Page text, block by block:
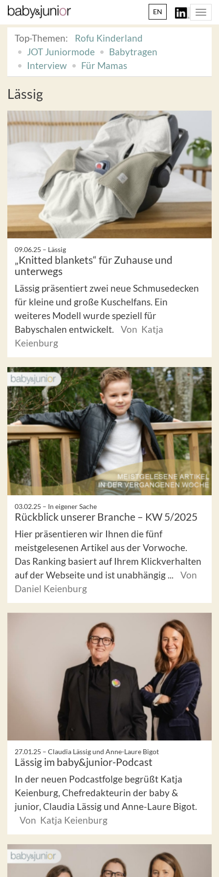
EN
Top-Themen:
Rofu Kinderland
JOT Juniormode
Babytragen
Interview
Für Mamas
Lässig
09.06.25 – Lässig
„Knitted blankets“ für Zuhause und
unterwegs
Lässig präsentiert zwei neue Schmusedecken
für kleine und große Kuschelfans. Ein
weiteres Modell wurde speziell für
Babyschalen entwickelt.
Von Katja
Keienburg
03.02.25 – In eigener Sache
Rückblick unserer Branche – KW 5/2025
Hier präsentieren wir Ihnen die fünf
meistgelesenen Artikel aus der Vorwoche.
Das Ranking basiert auf Ihrem Klickverhalten
auf der Webseite und ist unabhängig ...
Von
Daniel Keienburg
27.01.25 – Claudia Lässig und Anne-Laure Bigot
Lässig im baby&junior-Podcast
In der neuen Podcastfolge begrüßt Katja
Keienburg, Chefredakteurin der baby &
junior, Claudia Lässig und Anne-Laure Bigot.
Von Katja Keienburg